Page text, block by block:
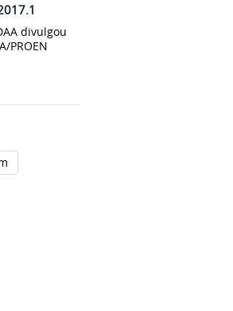
divulgou
PROEN